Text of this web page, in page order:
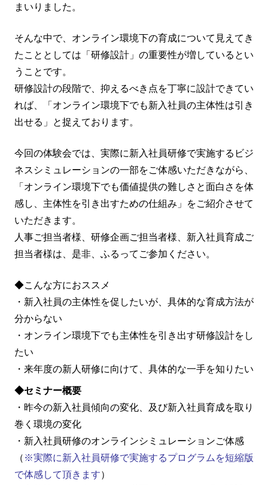
まいりました。
そんな中で、オンライン環境下の育成について見えてき
たこととしては「研修設計」の重要性が増しているとい
うことです。
研修設計の段階で、抑えるべき点を丁寧に設計できてい
れば、「オンライン環境下でも新入社員の主体性は引き
出せる」と捉えております。
今回の体験会では、実際に新入社員研修で実施するビジ
ネスシミュレーションの一部をご体感いただきながら、
「オンライン環境下でも価値提供の難しさと面白さを体
感し、主体性を引き出すための仕組み」をご紹介させて
いただきます。
人事ご担当者様、研修企画ご担当者様、新入社員育成ご
担当者様は、是非、ふるってご参加ください。
◆こんな方におススメ
・新入社員の主体性を促したいが、具体的な育成方法が
分からない
・オンライン環境下でも主体性を引き出す研修設計をし
たい
・来年度の新人研修に向けて、具体的な一手を知りたい
◆セミナー概要
・昨今の新入社員傾向の変化、及び新入社員育成を取り
巻く環境の変化
・新入社員研修のオンラインシミュレーションご体感
（ ※実際に新入社員研修で実施するプログラムを短縮版
で体感して頂きます）